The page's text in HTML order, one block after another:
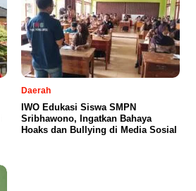
Daerah
IWO Edukasi Siswa SMPN
Sribhawono, Ingatkan Bahaya
Hoaks dan Bullying di Media Sosial